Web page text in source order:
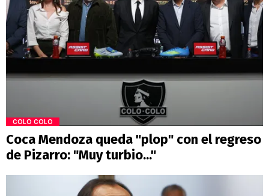
COLO COLO
Coca Mendoza queda "plop" con el regreso
de Pizarro: "Muy turbio..."